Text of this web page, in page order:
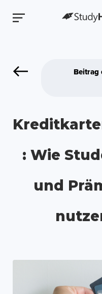
Beitrag
: Wie
und